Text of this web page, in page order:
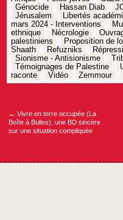
Génocide
Hassan Diab
Jérusalem
Libertés
mars 2024 - Interventions
ethnique
Nécrologie
palestiniens
Proposition de
Shaath
Refuzniks
Sionisme - Antisionisme
Témoignages de Palestine
raconte
Vidéo Zemmour
Navigation
← Vivre en terre occupée (La
Boîte à Bulles), une BD sincère
sur une situation compliquée